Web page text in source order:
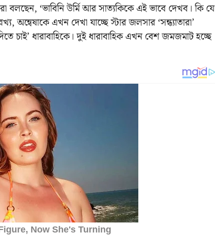
‘ভাবিনি উর্মি আর সাত্যকিকে এই ভাবে দেখব। কি যে
অন্বেষাকে এখন দেখা যাচ্ছে স্টার জলসার ‘সন্ধ্যাতারা’
চাই’ ধারাবাহিকে। দুই ধারাবাহিক এখন বেশ জমজমাট হচ্ছে